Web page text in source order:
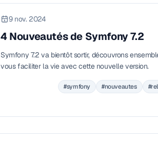
9 nov. 2024
4 Nouveautés de Symfony 7.2
Symfony 7.2 va bientôt sortir, découvrons
vous faciliter la vie avec cette nouvelle version.
#symfony #nouveautes